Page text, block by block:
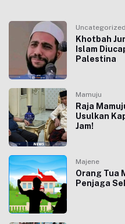
Uncategorized
Khotbah
Islam
Palestina
Mamuju
Raja
Usulkan
Jam!
Majene
Orang Tua
Penjaga